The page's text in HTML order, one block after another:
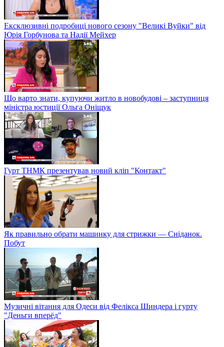
Ексклюзивні подробиці нового сезону "Великі Вуйки" від
Юрія Горбунова та Надії Мейхер
Що варто знати, купуючи житло в новобудові – заступниця
міністра юстиції Ольга Оніщук
Гурт ТНМК презентував новий кліп "Контакт"
Як правильно обрати машинку для стрижки — Сніданок.
Побут
Музичні вітання для Одеси від Фелікса Шиндера і гурту
"Деньги вперёд"